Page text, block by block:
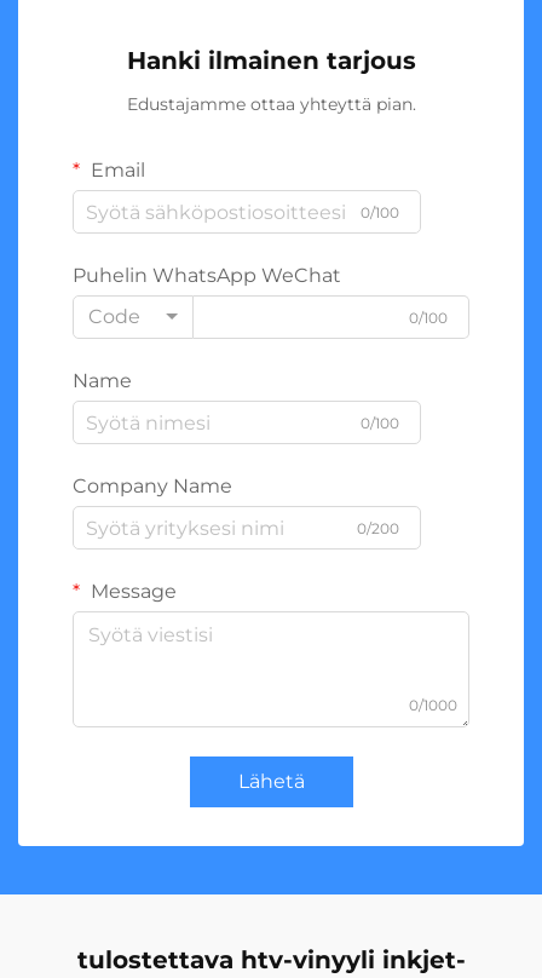
Hanki ilmainen tarjous
Edustajamme ottaa yhteyttä pian.
Email
0/100
Puhelin WhatsApp WeChat
Code
0/100
Name
0/100
Company Name
0/200
Message
0/1000
Lähetä
tulostettava htv-vinyyli inkjet-